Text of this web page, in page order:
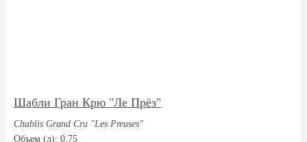
Шабли Гран Крю "Ле Прёз"
Chablis Grand Cru "Les Preuses"
Объем (л): 0,75